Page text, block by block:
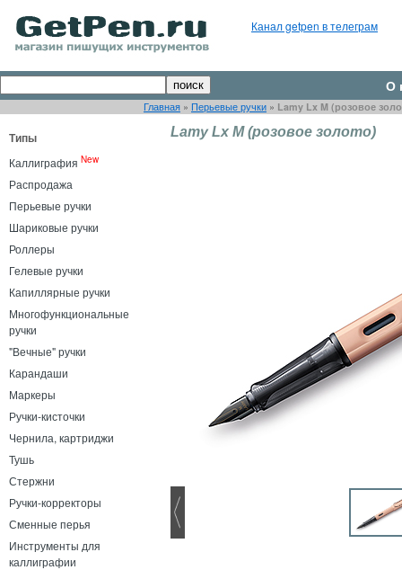
Канал getpen в телеграм
О
Главная » Перьевые ручки » Lamy Lx M (розовое
Типы
Каллиграфия New
Распродажа
Перьевые ручки
Шариковые ручки
Роллеры
Гелевые ручки
Капиллярные ручки
Многофункциональные
ручки
"Вечные" ручки
Карандаши
Маркеры
Ручки-кисточки
Чернила, картриджи
Тушь
Стержни
Ручки-корректоры
Сменные перья
Инструменты для
каллиграфии
Lamy Lx M (розовое золото)